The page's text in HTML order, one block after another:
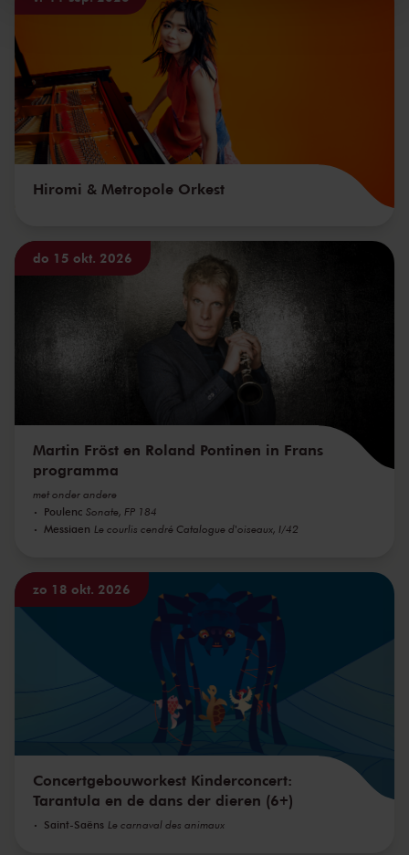
Hiromi & Metropole Orkest
do 15 okt. 2026
Martin Fröst en Roland Pontinen in Frans
programma
met onder andere
Poulenc Sonate, FP 184
Messiaen Le courlis cendré Catalogue d'oiseaux, I/42
zo 18 okt. 2026
Concertgebouworkest Kinderconcert:
Tarantula en de dans der dieren (6+)
Saint-Saëns Le carnaval des animaux